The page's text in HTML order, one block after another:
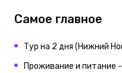
Самое главное
Тур на 2 дня (Нижний
Проживание и питание